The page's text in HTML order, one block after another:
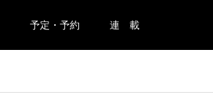
予定・予約 連 載